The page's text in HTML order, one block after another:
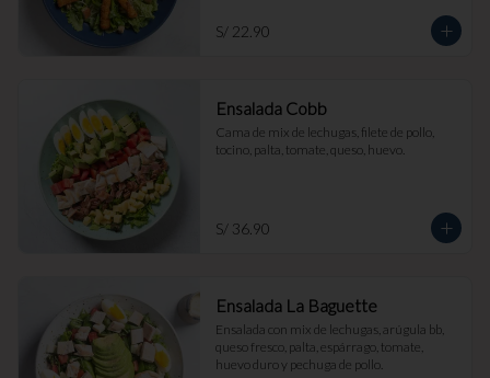
S/ 22.90
Ensalada Cobb
Cama de mix de lechugas, filete de pollo,
tocino, palta, tomate, queso, huevo.
S/ 36.90
Ensalada La Baguette
Ensalada con mix de lechugas, arúgula bb,
queso fresco, palta, espárrago, tomate,
huevo duro y pechuga de pollo.